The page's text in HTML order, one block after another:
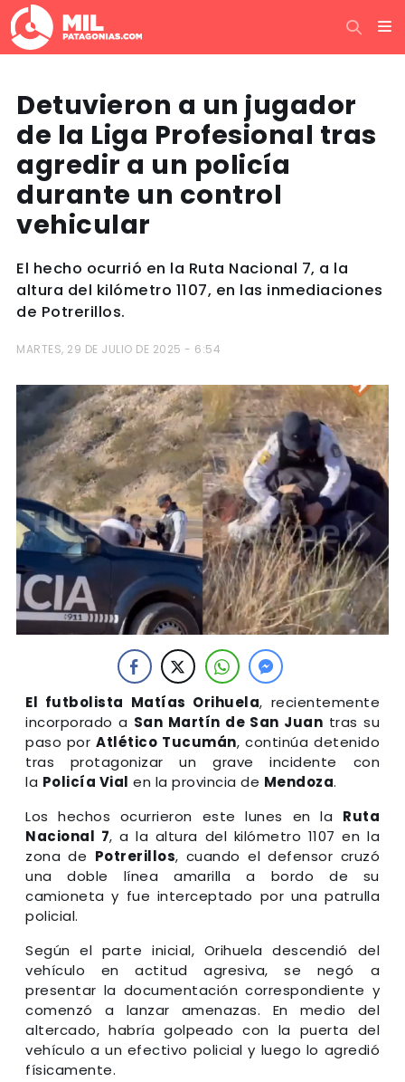
Detuvieron a un jugador
de la Liga Profesional tras
agredir a un policía
durante un control
vehicular
El hecho ocurrió en la Ruta Nacional 7, a la
altura del kilómetro 1107, en las inmediaciones
de Potrerillos.
MARTES, 29 DE JULIO DE 2025 - 6:54
El futbolista Matías Orihuela, recientemente
incorporado a San Martín de San Juan tras su
paso porAtlético Tucumán, continúa detenido
tras protagonizar un grave incidente con
la Policía Vial en la provincia de Mendoza.
Los hechos ocurrieron este lunes en la Ruta
Nacional 7, a la altura del kilómetro 1107 en la
zona de Potrerillos, cuando el defensor cruzó
una doble línea amarilla a bordo de su
camioneta y fue interceptado por una patrulla
policial.
Según el parte inicial, Orihuela descendió del
vehículo en actitud agresiva, se negó a
presentar la documentación correspondiente y
comenzó a lanzar amenazas. En medio del
altercado, habría golpeado con la puerta del
vehículo a un efectivo policial y luego lo agredió
físicamente.